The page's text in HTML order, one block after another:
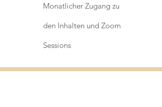
Monatlicher Zugang zu
den Inhalten und Zoom
Sessions